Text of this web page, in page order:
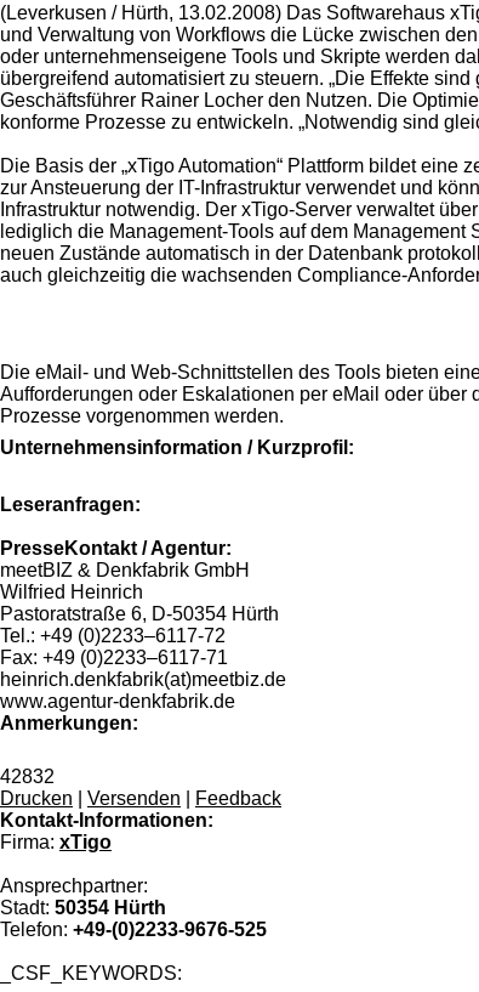
(Leverkusen / Hürth, 13.02.2008) Das Softwarehaus
und Verwaltung von Workflows die Lücke zwischen
oder unternehmenseigene Tools und Skripte werden
übergreifend automatisiert zu steuern. „Die Effekte
Geschäftsführer Rainer Locher den Nutzen. Die
konforme Prozesse zu entwickeln. „Notwendig sind
Die Basis der „xTigo Automation“ Plattform bildet
zur Ansteuerung der IT-Infrastruktur verwendet und
Infrastruktur notwendig. Der xTigo-Server verwaltet
lediglich die Management-Tools auf dem
neuen Zustände automatisch in der Datenbank
auch gleichzeitig die wachsenden Compliance-
Die eMail- und Web-Schnittstellen des Tools bieten
Aufforderungen oder Eskalationen per eMail oder über
Prozesse vorgenommen werden.
Unternehmensinformation / Kurzprofil:
Leseranfragen:
PresseKontakt / Agentur:
meetBIZ & Denkfabrik GmbH
Wilfried Heinrich
Pastoratstraße 6, D-50354 Hürth
Tel.: +49 (0)2233–6117-72
Fax: +49 (0)2233–6117-71
heinrich.denkfabrik(at)meetbiz.de
www.agentur-denkfabrik.de
Anmerkungen:
42832
Drucken
Versenden
Feedback
Kontakt-Informationen:
Firma: xTigo
Ansprechpartner:
Stadt: 50354 Hürth
Telefon: +49-(0)2233-9676-525
_CSF_KEYWORDS: